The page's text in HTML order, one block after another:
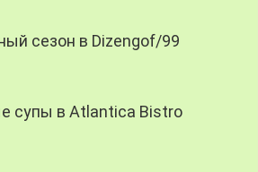
сезон в Dizengof/99
супы в Atlantica Bistro